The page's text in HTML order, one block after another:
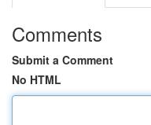
Comments
Submit a Comment
No HTML